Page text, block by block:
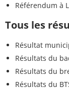
Référendum à
Tous les
Résultat
Résultats du
Résultats du
Résultats du